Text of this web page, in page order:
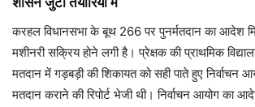
करहल विधानसभा के बूथ 266 पर पुनर्मतदान का आदेश
मशीनरी सक्रिय होने लगी है। प्रेक्षक की प्राथमिक
मतदान में गड़बड़ी की शिकायत को सही पाते हुए निर्वाचन
मतदान कराने की रिपोर्ट भेजी थी। निर्वाचन आयोग का